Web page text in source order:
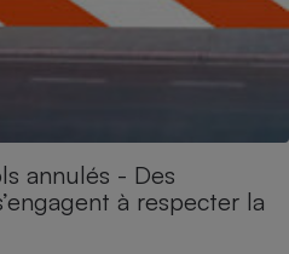
annulés - Des
à respecter la